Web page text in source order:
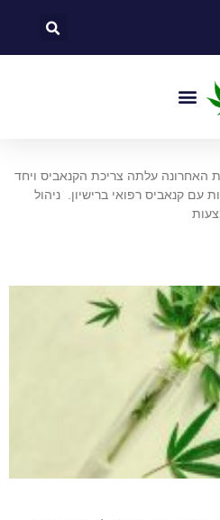
עלתה צריכת הקנאביס ויחד
קנאביס רפואי ברישיון. ניהול